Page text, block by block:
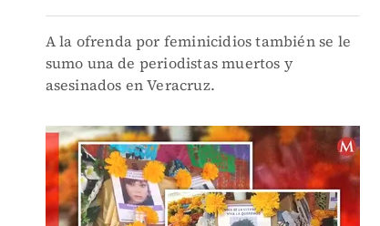
A la ofrenda por feminicidios también se le
sumo una de periodistas muertos y
asesinados en Veracruz.